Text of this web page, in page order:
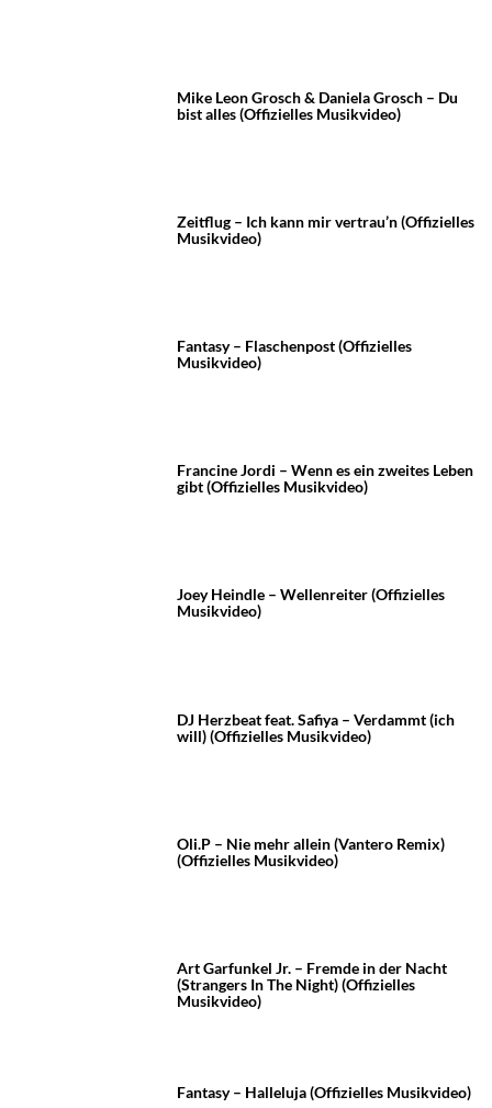
Mike Leon Grosch & Daniela Grosch – Du
bist alles (Offizielles Musikvideo)
Zeitflug – Ich kann mir vertrau’n (Offizielles
Musikvideo)
Fantasy – Flaschenpost (Offizielles
Musikvideo)
Francine Jordi – Wenn es ein zweites Leben
gibt (Offizielles Musikvideo)
Joey Heindle – Wellenreiter (Offizielles
Musikvideo)
DJ Herzbeat feat. Safiya – Verdammt (ich
will) (Offizielles Musikvideo)
Oli.P – Nie mehr allein (Vantero Remix)
(Offizielles Musikvideo)
Art Garfunkel Jr. – Fremde in der Nacht
(Strangers In The Night) (Offizielles
Musikvideo)
Fantasy – Halleluja (Offizielles Musikvideo)